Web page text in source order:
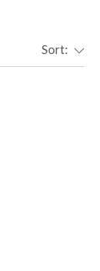
Sort: